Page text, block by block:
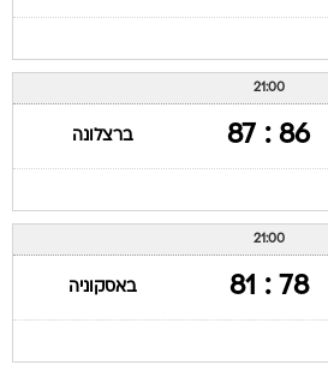
21:00
86 : 87 ברצלונה
21:00
78 : 81 באסקוניה